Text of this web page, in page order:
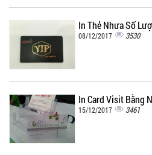
In Thẻ Nhựa Số
08/12/2017 3530
In Card Visit Bằng
15/12/2017 3461